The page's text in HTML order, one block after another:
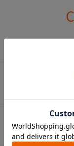
ベビーチェ